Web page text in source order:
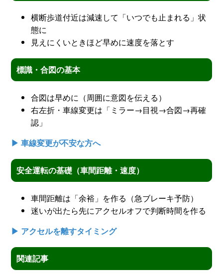
横断歩道付近は減速して「いつでも止まれる」状
態に
見えにくいときほど早めに速度を落とす
標識・合図の基本
合図は早めに（周囲に意図を伝える）
右左折・車線変更は「ミラー→目視→合図→再確
認」
▶ 車線変更が不安な方へ
安全運転の基礎（車間距離・速度）
車間距離は「余裕」を作る（急ブレーキ予防）
迷いが出たら先にアクセルオフで判断時間を作る
▶ アクセルを離すタイミング
関連記事